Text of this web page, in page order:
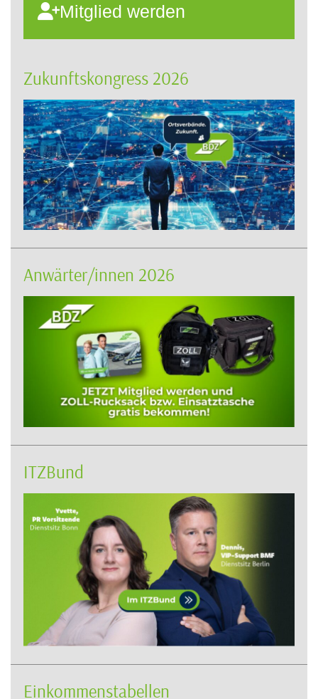
Mitglied werden
Zukunftskongress 2026
Anwärter/innen 2026
ITZBund
Einkommenstabellen